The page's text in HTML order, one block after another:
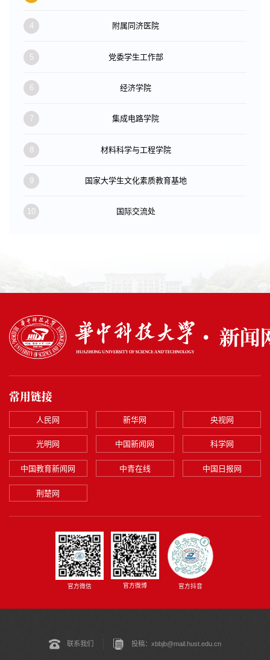
4 附属同济医院
5 党委学生工作部
6 经济学院
7 集成电路学院
8 材料科学与工程学院
9 国家大学生文化素质教育基地
10 国际交流处
常用链接
人民网 新华网 央视网
光明网 中国新闻网 科学网
中国教育新闻网 中青在线 中国日报网
荆楚网
官方微信 官方微博 官方抖音
联系我们 投稿：xbbjb@mail.hust.edu.cn